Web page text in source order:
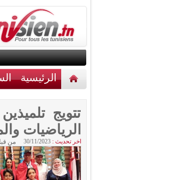
الرئيسية
تتويج
الرياضيات
اخر تحديث : 30/11/2023 من